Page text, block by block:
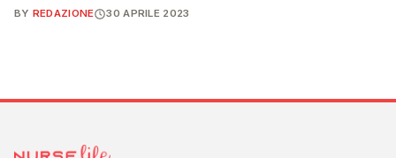
BY REDAZIONE 30 APRILE 2023